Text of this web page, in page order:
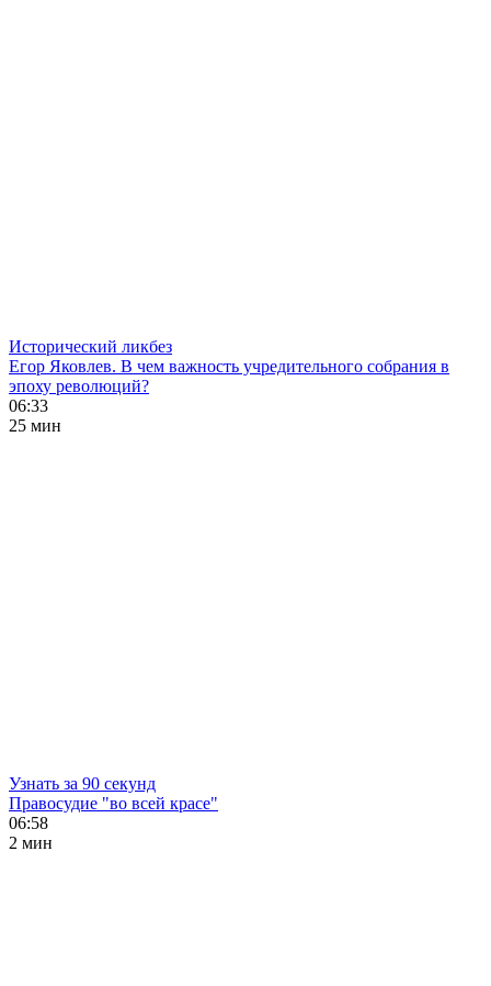
Исторический ликбез
Егор Яковлев. В чем важность учредительного собрания в
эпоху революций?
06:33
25 мин
Узнать за 90 секунд
Правосудие "во всей красе"
06:58
2 мин